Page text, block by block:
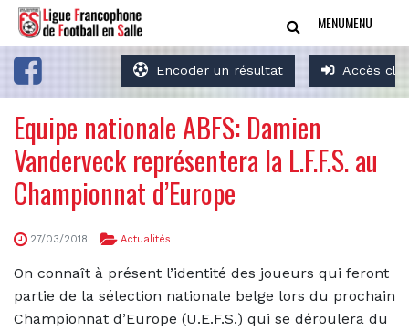
Encoder un résultat Accès
MENUMENU
Equipe nationale ABFS: Damien
Vanderveck représentera la L.F.F.S. au
Championnat d’Europe
27/03/2018 Actualités
On connaît à présent l’identité des joueurs qui feront
partie de la sélection nationale belge lors du prochain
Championnat d’Europe (U.E.F.S.) qui se déroulera du